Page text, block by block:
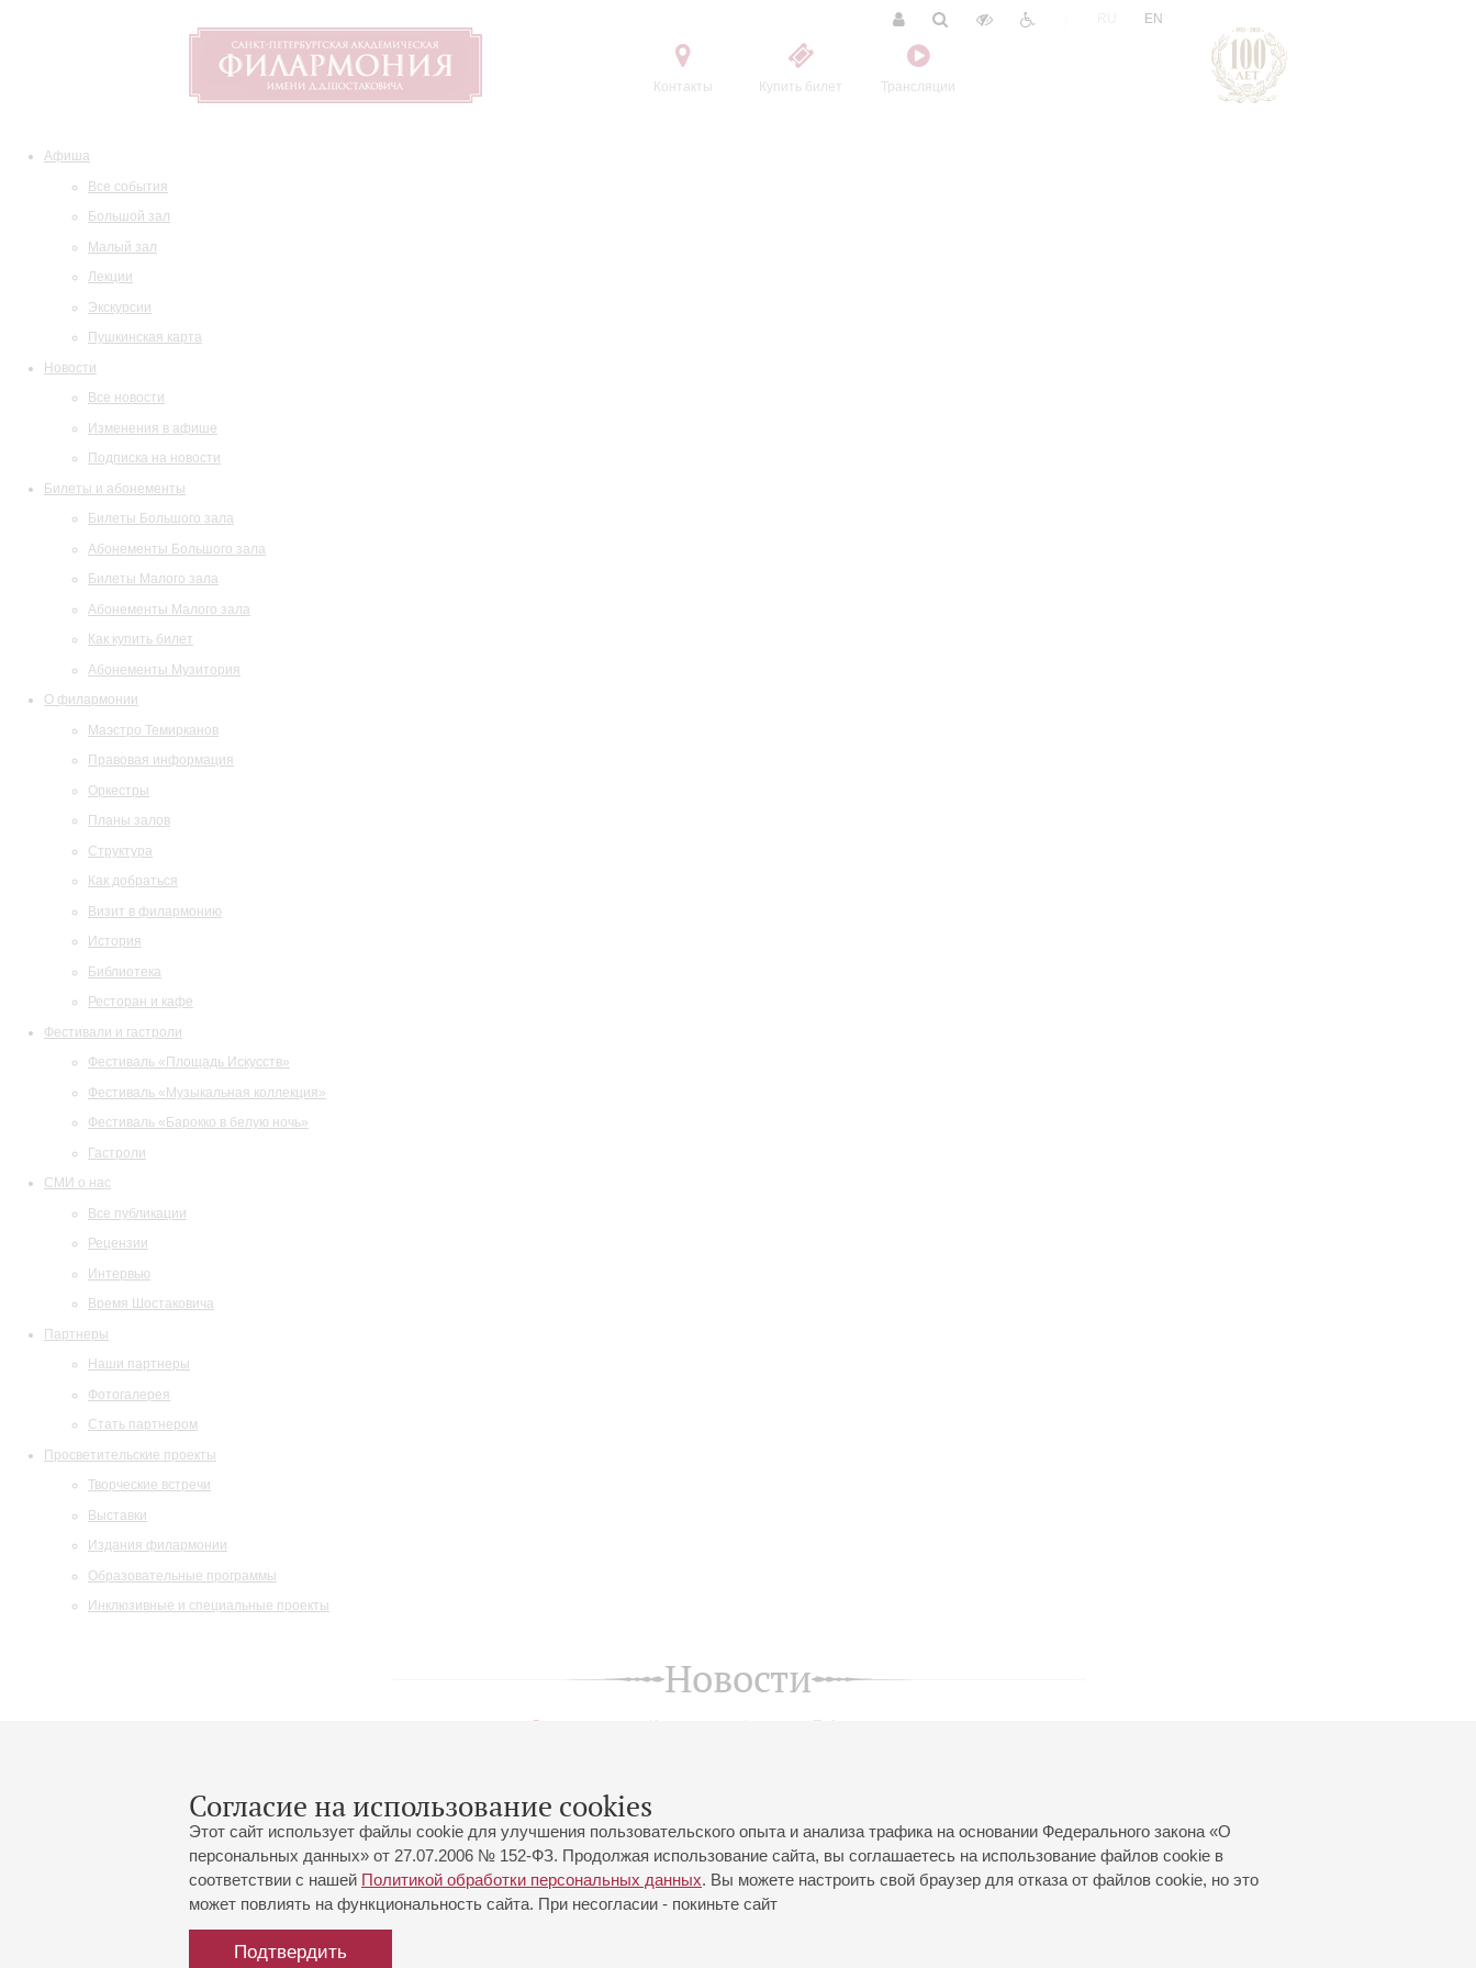
Контакты Купить билет Трансляции
EN
Афиша
Все события
Большой зал
Малый зал
Лекции
Экскурсии
Пушкинская карта
Новости
Все новости
Изменения в афише
Подписка на новости
Билеты и абонементы
Билеты Большого зала
Абонементы Большого зала
Билеты Малого зала
Абонементы Малого зала
Как купить билет
Абонементы Музитория
О филармонии
Маэстро Темирканов
Правовая информация
Оркестры
Планы залов
Структура
Как добраться
Визит в филармонию
История
Библиотека
Ресторан и кафе
Фестивали и гастроли
Фестиваль «Площадь Искусств»
Фестиваль «Музыкальная коллекция»
Фестиваль «Барокко в белую ночь»
Гастроли
СМИ о нас
Все публикации
Рецензии
Интервью
Время Шостаковича
Партнеры
Наши партнеры
Фотогалерея
Стать партнером
Просветительские проекты
Творческие встречи
Выставки
Издания филармонии
Образовательные программы
Инклюзивные и специальные проекты
Новости
Все новости Подписка на новости
Согласие на использование cookies
Этот сайт использует файлы cookie для улучшения пользовательского опыта и анализа трафика на основании Федерального закона «О
персональных данных» от 27.07.2006 № 152-ФЗ. Продолжая использование сайта, вы соглашаетесь на использование файлов cookie в
соответствии с нашей Политикой обработки персональных данных. Вы можете настроить свой браузер для отказа от файлов cookie, но это
может повлиять на функциональность сайта. При несогласии - покиньте сайт
Подтвердить
Большой зал:
191186, Санкт-Петербург, Михайловская ул., 2